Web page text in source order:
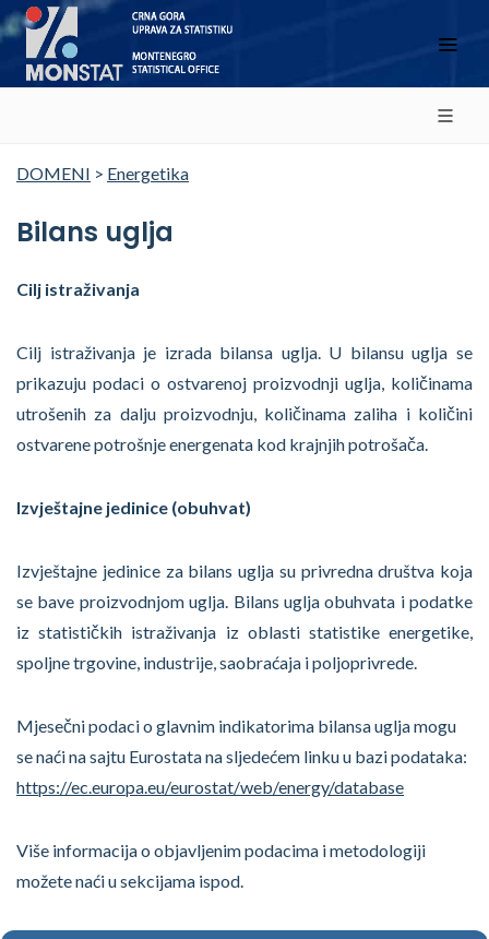
DOMENI > Energetika
Bilans uglja
Cilj istraživanja
Cilj istraživanja je izrada bilansa uglja. U bilansu uglja se
prikazuju podaci o ostvarenoj proizvodnji uglja, količinama
utrošenih za dalju proizvodnju, količinama zaliha i količini
ostvarene potrošnje energenata kod krajnjih potrošača.
Izvještajne jedinice (obuhvat)
Izvještajne jedinice za bilans uglja su privredna društva koja
se bave proizvodnjom uglja. Bilans uglja obuhvata i podatke
iz statističkih istraživanja iz oblasti statistike energetike,
spoljne trgovine, industrije, saobraćaja i poljoprivrede.
Mjesečni podaci o glavnim indikatorima bilansa uglja mogu
se naći na sajtu Eurostata na sljedećem linku u bazi podataka:
https://ec.europa.eu/eurostat/web/energy/database
Više informacija o objavljenim podacima i metodologiji
možete naći u sekcijama ispod.